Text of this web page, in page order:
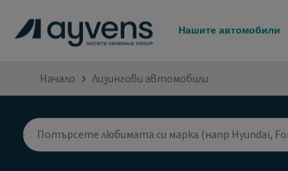
Нашите автомобили
Начало Лизингови автомобили